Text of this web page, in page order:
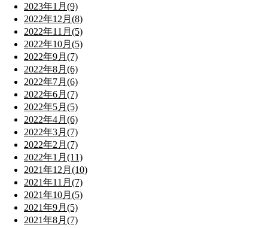
2023年1月(9)
2022年12月(8)
2022年11月(5)
2022年10月(5)
2022年9月(7)
2022年8月(6)
2022年7月(6)
2022年6月(7)
2022年5月(5)
2022年4月(6)
2022年3月(7)
2022年2月(7)
2022年1月(11)
2021年12月(10)
2021年11月(7)
2021年10月(5)
2021年9月(5)
2021年8月(7)